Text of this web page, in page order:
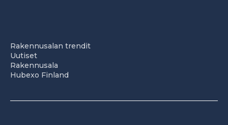
Rakennusalan trendit
Uutiset
Rakennusala
Hubexo Finland